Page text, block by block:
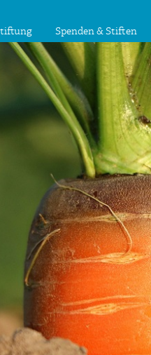
Spenden & Stiften